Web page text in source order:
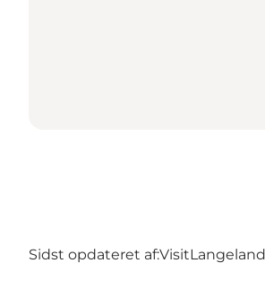
Sidst opdateret af:VisitLangeland